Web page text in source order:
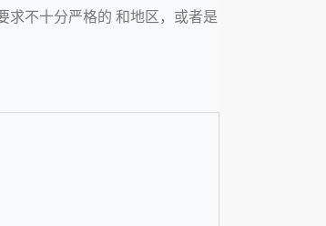
求不十分严格的 和地区，或者是